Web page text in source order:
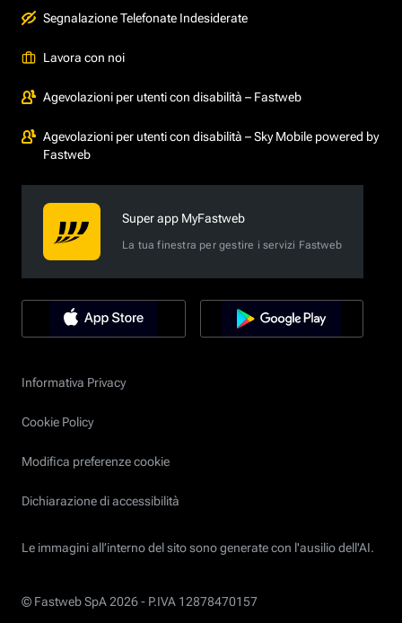
Segnalazione Telefonate Indesiderate
Lavora con noi
Agevolazioni per utenti con disabilità – Fastweb
Agevolazioni per utenti con disabilità – Sky Mobile powered by
Fastweb
Super app MyFastweb
La tua finestra per gestire i servizi Fastweb
Informativa Privacy
Cookie Policy
Modifica preferenze cookie
Dichiarazione di accessibilità
Le immagini all’interno del sito sono generate con l'ausilio dell'AI.
© Fastweb SpA 2026 - P.IVA 12878470157